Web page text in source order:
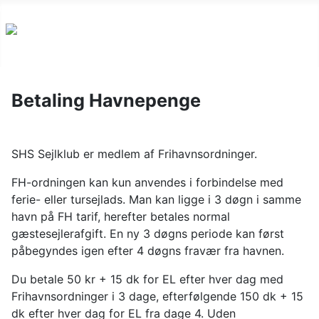
Betaling Havnepenge
SHS Sejlklub er medlem af Frihavnsordninger.
FH-ordningen kan kun anvendes i forbindelse med
ferie- eller tursejlads. Man kan ligge i 3 døgn i samme
havn på FH tarif, herefter betales normal
gæstesejlerafgift. En ny 3 døgns periode kan først
påbegyndes igen efter 4 døgns fravær fra havnen.
Du betale 50 kr + 15 dk for EL efter hver dag med
Frihavnsordninger i 3 dage, efterfølgende 150 dk + 15
dk efter hver dag for EL fra dage 4. Uden